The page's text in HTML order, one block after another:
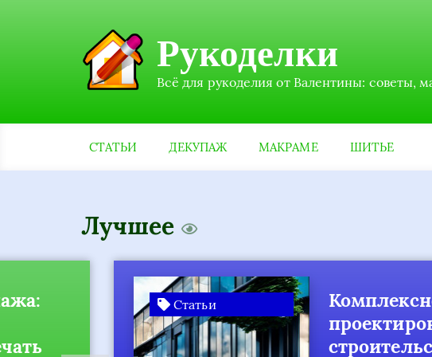
Рукоделки
Всё для рукоделия от Валентины: советы,
СТАТЬИ ДЕКУПАЖ МАКРАМЕ ШИТЬЕ
Лучшее
Статьи
Комплексное